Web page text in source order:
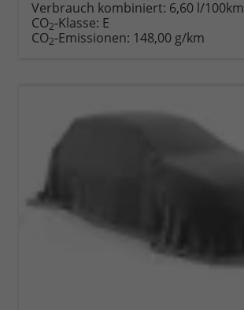
Verbrauch kombiniert: 6,60 l/100km
CO2-Klasse: E
CO2-Emissionen: 148,00 g/km